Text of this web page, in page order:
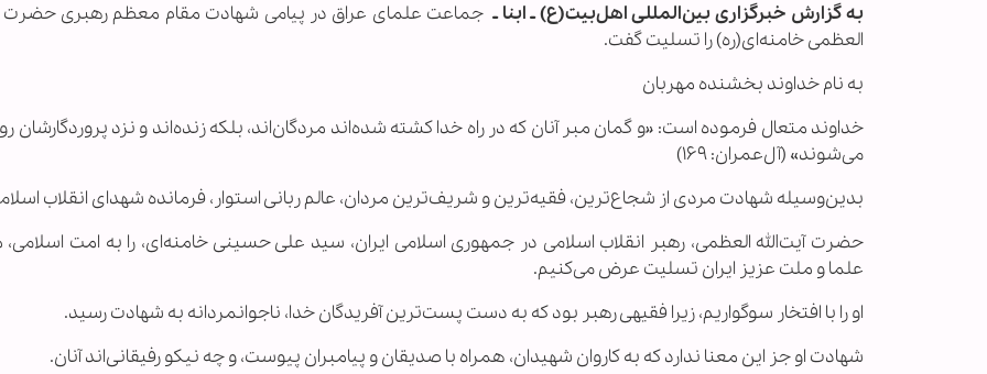
به گزارش خبرگزاری بین‌المللی اهل‌بیت(ع) ـ ابنا ـ جماعت علمای عراق در پیامی شهادت مقام معظم رهبری حضرت
العظمی خامنه‌ای(ره) را تسلیت گفت.
به نام خداوند بخشنده مهربان
خداوند متعال فرموده است: «و گمان مبر آنان که در راه خدا کشته شده‌اند مردگان‌اند، بلکه زنده‌اند و نزد پروردگارشان
می‌شوند» (آل‌عمران: ۱۶۹)
بدین‌وسیله شهادت مردی از شجاع‌ترین، فقیه‌ترین و شریف‌ترین مردان، عالم ربانی استوار، فرمانده شهدای انقلاب
حضرت آیت‌الله العظمی، رهبر انقلاب اسلامی در جمهوری اسلامی ایران، سید علی حسینی خامنه‌ای، را به امت اسلامی،
علما و ملت عزیز ایران تسلیت عرض می‌کنیم.
او را با افتخار سوگواریم، زیرا فقیهی رهبر بود که به دست پست‌ترین آفریدگان خدا، ناجوانمردانه به شهادت رسید.
شهادت او جز این معنا ندارد که به کاروان شهیدان، همراه با صدیقان و پیامبران پیوست، و چه نیکو رفیقانی‌اند آنان.